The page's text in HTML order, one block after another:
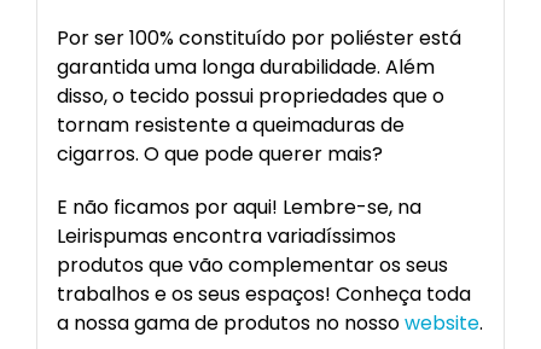
Por ser 100% constituído por poliéster está
garantida uma longa durabilidade. Além
disso, o tecido possui propriedades que o
tornam resistente a queimaduras de
cigarros. O que pode querer mais?
E não ficamos por aqui! Lembre-se, na
Leirispumas encontra variadíssimos
produtos que vão complementar os seus
trabalhos e os seus espaços! Conheça toda
a nossa gama de produtos no nossowebsite.